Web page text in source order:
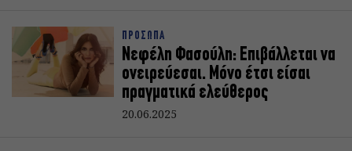
ΠΡΟΣΩΠΑ
Νεφέλη Φασούλη: Επιβάλλεται να
ονειρεύεσαι. Μόνο έτσι είσαι
πραγματικά ελεύθερος
20.06.2025